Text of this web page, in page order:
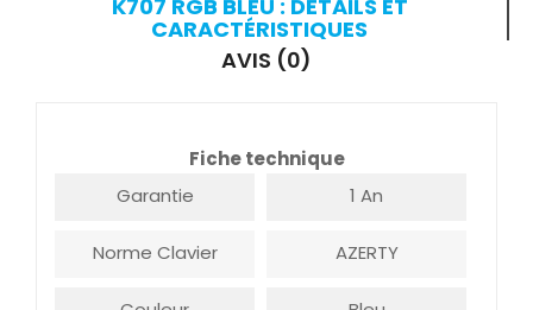
K707 RGB BLEU : DÉTAILS ET
CARACTÉRISTIQUES
AVIS (0)
Fiche technique
Garantie
1 An
Norme Clavier AZERTY